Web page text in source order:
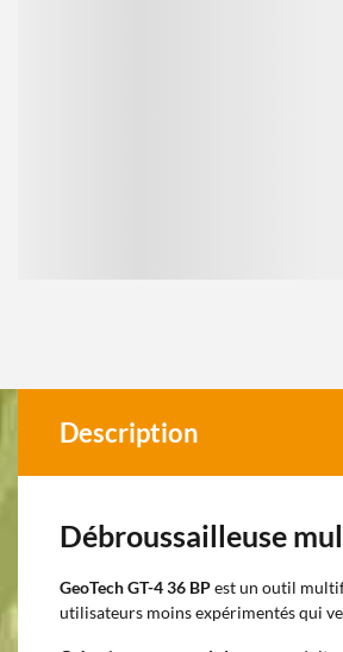
Description
Débroussailleuse
GeoTech GT-4 36 BPest un outil
utilisateurs moins expérimentés qui